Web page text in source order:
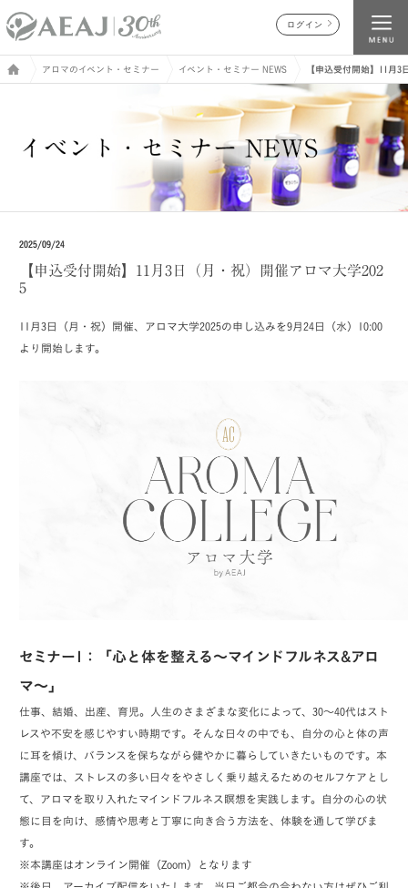
ログイン
アロマのイベント・セミナー イベント・セミナー NEWS 【申込受付開始】11月3
2025/09/24
【申込受付開始】11月3日（月・祝）開催アロマ大学202
5
11月3日（月・祝）開催、アロマ大学2025の申し込みを9月24日（水）10:00
より開始します。
セミナー1：「心と体を整える～マインドフルネス&アロ
マ～」
仕事、結婚、出産、育児。人生のさまざまな変化によって、30～40代はスト
レスや不安を感じやすい時期です。そんな日々の中でも、自分の心と体の声
に耳を傾け、バランスを保ちながら健やかに暮らしていきたいものです。本
講座では、ストレスの多い日々をやさしく乗り越えるためのセルフケアとし
て、アロマを取り入れたマインドフルネス瞑想を実践します。自分の心の状
態に目を向け、感情や思考と丁寧に向き合う方法を、体験を通して学びま
す。
※本講座はオンライン開催（Zoom）となります